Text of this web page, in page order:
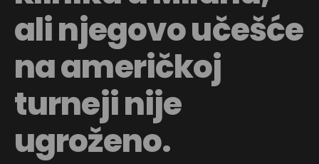
ali njegovo učešće
na američkoj
turneji nije
ugroženo.